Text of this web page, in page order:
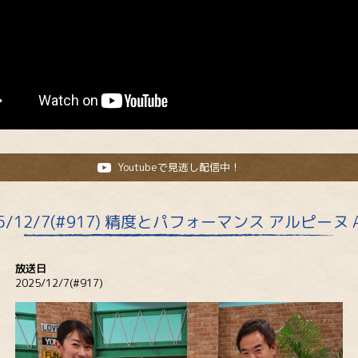
Youtubeで見逃し配信中！
12/7(#917) 精度とパフォーマンス アルピーヌ
放送日
2025/12/7(#917)